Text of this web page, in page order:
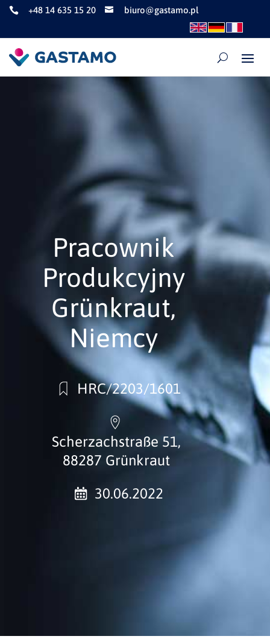
 +48 14 635 15 20  biuro@gastamo.pl
Pracownik
Produkcyjny
Grünkraut,
Niemcy
HRC/2203/1601
Scherzachstraße 51,
88287 Grünkraut
30.06.2022